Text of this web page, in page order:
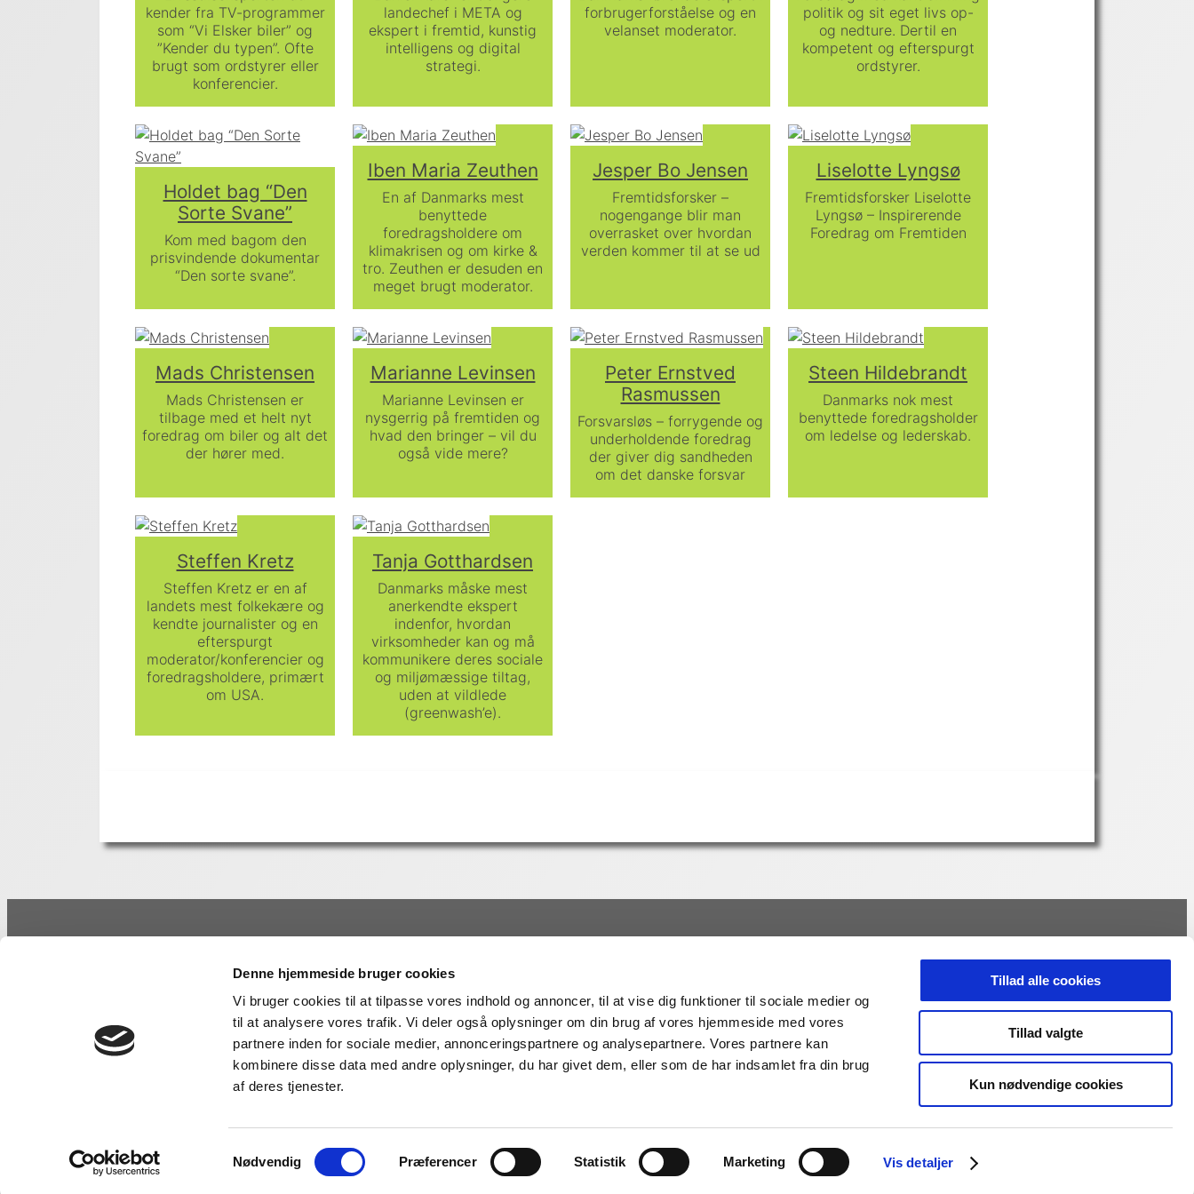
Denne hjemmeside bruger cookies
Vi bruger cookies til at tilpasse vores indhold og annoncer, til at vise dig funktioner til sociale medier og
til at analysere vores trafik. Vi deler også oplysninger om din brug af vores hjemmeside med vores
partnere inden for sociale medier, annonceringspartnere og analysepartnere. Vores partnere kan
kombinere disse data med andre oplysninger, du har givet dem, eller som de har indsamlet fra din brug
af deres tjenester.
Samtykkevalg
Nødvendig Præferencer Statistik Marketing Vis detaljer
Tillad alle cookies
Tillad valgte
Kun nødvendige cookies
kender fra TV-programmer
som “Vi Elsker biler” og
”Kender du typen”. Ofte
brugt som ordstyrer eller
konferencier.
landechef i META og
ekspert i fremtid, kunstig
intelligens og digital
strategi.
forbrugerforståelse og en
velanset moderator.
politik og sit eget livs op-
og nedture. Dertil en
kompetent og efterspurgt
ordstyrer.
Holdet bag “Den
Sorte Svane”
Kom med bagom den
prisvindende dokumentar
“Den sorte svane”.
Iben Maria Zeuthen
En af Danmarks mest
benyttede
foredragsholdere om
klimakrisen og om kirke &
tro. Zeuthen er desuden en
meget brugt moderator.
Jesper Bo Jensen
Fremtidsforsker –
nogengange blir man
overrasket over hvordan
verden kommer til at se ud
Liselotte Lyngsø
Fremtidsforsker Liselotte
Lyngsø – Inspirerende
Foredrag om Fremtiden
Mads Christensen
Mads Christensen er
tilbage med et helt nyt
foredrag om biler og alt det
der hører med.
Marianne Levinsen
Marianne Levinsen er
nysgerrig på fremtiden og
hvad den bringer – vil du
også vide mere?
Peter Ernstved
Rasmussen
Forsvarsløs – forrygende og
underholdende foredrag
der giver dig sandheden
om det danske forsvar
Steen Hildebrandt
Danmarks nok mest
benyttede foredragsholder
om ledelse og lederskab.
Steffen Kretz
Steffen Kretz er en af
landets mest folkekære og
kendte journalister og en
efterspurgt
moderator/konferencier og
foredragsholdere, primært
om USA.
Tanja Gotthardsen
Danmarks måske mest
anerkendte ekspert
indenfor, hvordan
virksomheder kan og må
kommunikere deres sociale
og miljømæssige tiltag,
uden at vildlede
(greenwash’e).
StrongMind ApS
CVR: 27352502
70 27 50 97
kontakt@strongmind.dk
Klima
Arbejdsglæde
Ledelse
AI – Kunstig intelligens
Sundhed
Eva Steensig
Steffen Kretz
Liselotte Lyngsø
Nikolaj Sonne
Vælg det rigtige foredrag
Gode foredragsholdere
Privatlivspolitik
© StrongMind Foredrag – Vi kender foredrag